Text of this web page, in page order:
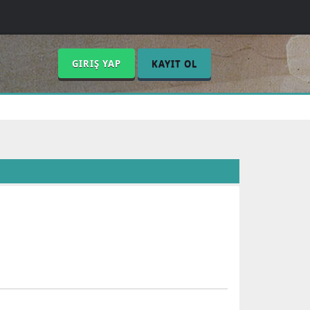
GIRIŞ YAP KAYIT OL